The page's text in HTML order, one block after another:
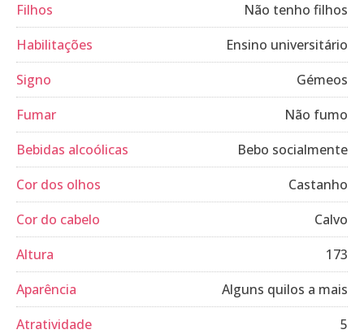
Filhos
Não tenho filhos
Habilitações
Ensino universitário
Signo
Gémeos
Fumar
Não fumo
Bebidas alcoólicas
Bebo socialmente
Cor dos olhos
Castanho
Cor do cabelo
Calvo
Altura
173
Aparência
Alguns quilos a mais
Atratividade
5